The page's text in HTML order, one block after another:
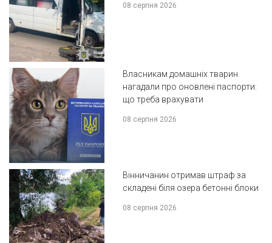
08 серпня 2026
Власникам домашніх тварин
нагадали про оновлені паспорти:
що треба врахувати
08 серпня 2026
Вінничанин отримав штраф за
складені біля озера бетонні блоки
08 серпня 2026